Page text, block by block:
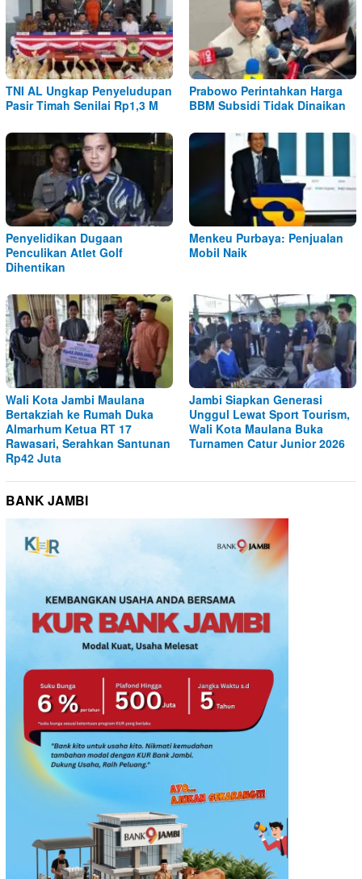
TNI AL Ungkap Penyeludupan
Pasir Timah Senilai Rp1,3 M
Prabowo Perintahkan Harga
BBM Subsidi Tidak Dinaikan
Penyelidikan Dugaan
Penculikan Atlet Golf
Dihentikan
Menkeu Purbaya: Penjualan
Mobil Naik
Wali Kota Jambi Maulana
Bertakziah ke Rumah Duka
Almarhum Ketua RT 17
Rawasari, Serahkan Santunan
Rp42 Juta
Jambi Siapkan Generasi
Unggul Lewat Sport Tourism,
Wali Kota Maulana Buka
Turnamen Catur Junior 2026
BANK JAMBI